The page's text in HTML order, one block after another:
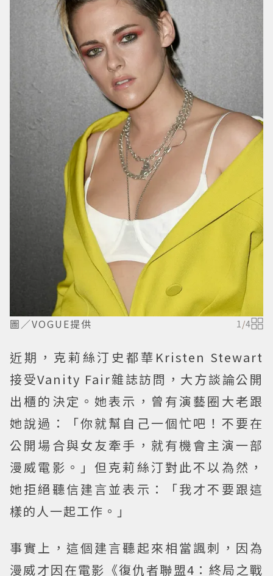
圖／VOGUE提供 1 /4
近期，克莉絲汀史都華Kristen Stewart
接受Vanity Fair雜誌訪問，大方談論公開
出櫃的決定。她表示，曾有演藝圈大老跟
她說過：「你就幫自己一個忙吧！不要在
公開場合與女友牽手，就有機會主演一部
漫威電影。」但克莉絲汀對此不以為然，
她拒絕聽信建言並表示：「我才不要跟這
樣的人一起工作。」
事實上，這個建言聽起來相當諷刺，因為
漫威才因在電影《復仇者聯盟4：終局之戰